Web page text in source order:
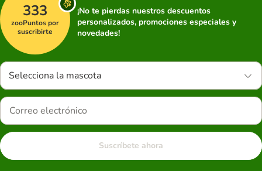
333
zooPuntos por
suscribirte
¡No te pierdas nuestros descuentos
personalizados, promociones especiales y
novedades!
Selecciona la mascota
Suscríbete ahora